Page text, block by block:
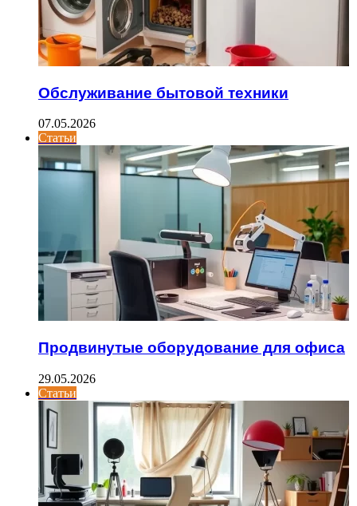
Обслуживание бытовой техники
07.05.2026
Статьи
Продвинутые оборудование для офиса
29.05.2026
Статьи